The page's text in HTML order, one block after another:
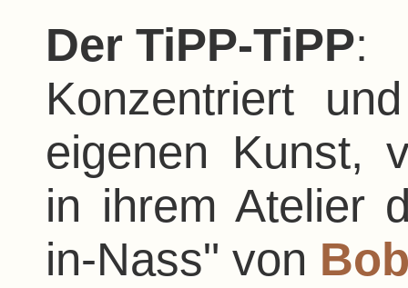
Der TiPP-TiPP:
Konzentriert
eigenen Kunst,
in ihrem Atelier
in-Nass" von